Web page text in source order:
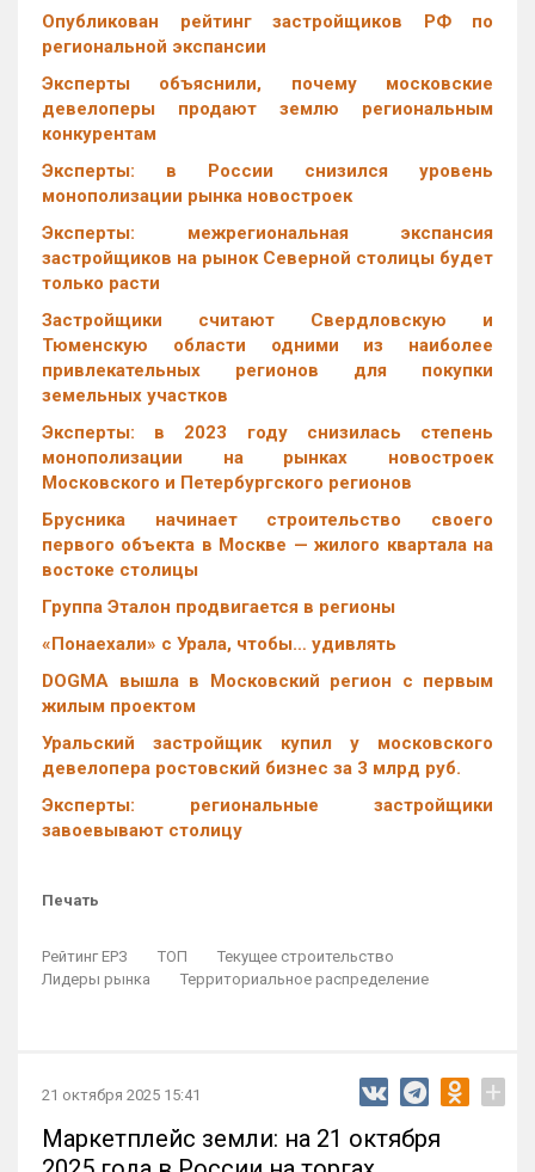
Опубликован рейтинг застройщиков РФ по
региональной экспансии
Эксперты объяснили, почему московские
девелоперы продают землю региональным
конкурентам
Эксперты: в России снизился уровень
монополизации рынка новостроек
Эксперты: межрегиональная экспансия
застройщиков на рынок Северной столицы будет
только расти
Застройщики считают Свердловскую и
Тюменскую области одними из наиболее
привлекательных регионов для покупки
земельных участков
Эксперты: в 2023 году снизилась степень
монополизации на рынках новостроек
Московского и Петербургского регионов
Брусника начинает строительство своего
первого объекта в Москве — жилого квартала на
востоке столицы
Группа Эталон продвигается в регионы
«Понаехали» с Урала, чтобы… удивлять
DOGMA вышла в Московский регион с первым
жилым проектом
Уральский застройщик купил у московского
девелопера ростовский бизнес за 3 млрд руб.
Эксперты: региональные застройщики
завоевывают столицу
Печать
Рейтинг ЕРЗ ТОП
Текущее строительство
Лидеры рынка
Территориальное распределение
21 октября 2025 15:41 +
Маркетплейс земли: на 21 октября